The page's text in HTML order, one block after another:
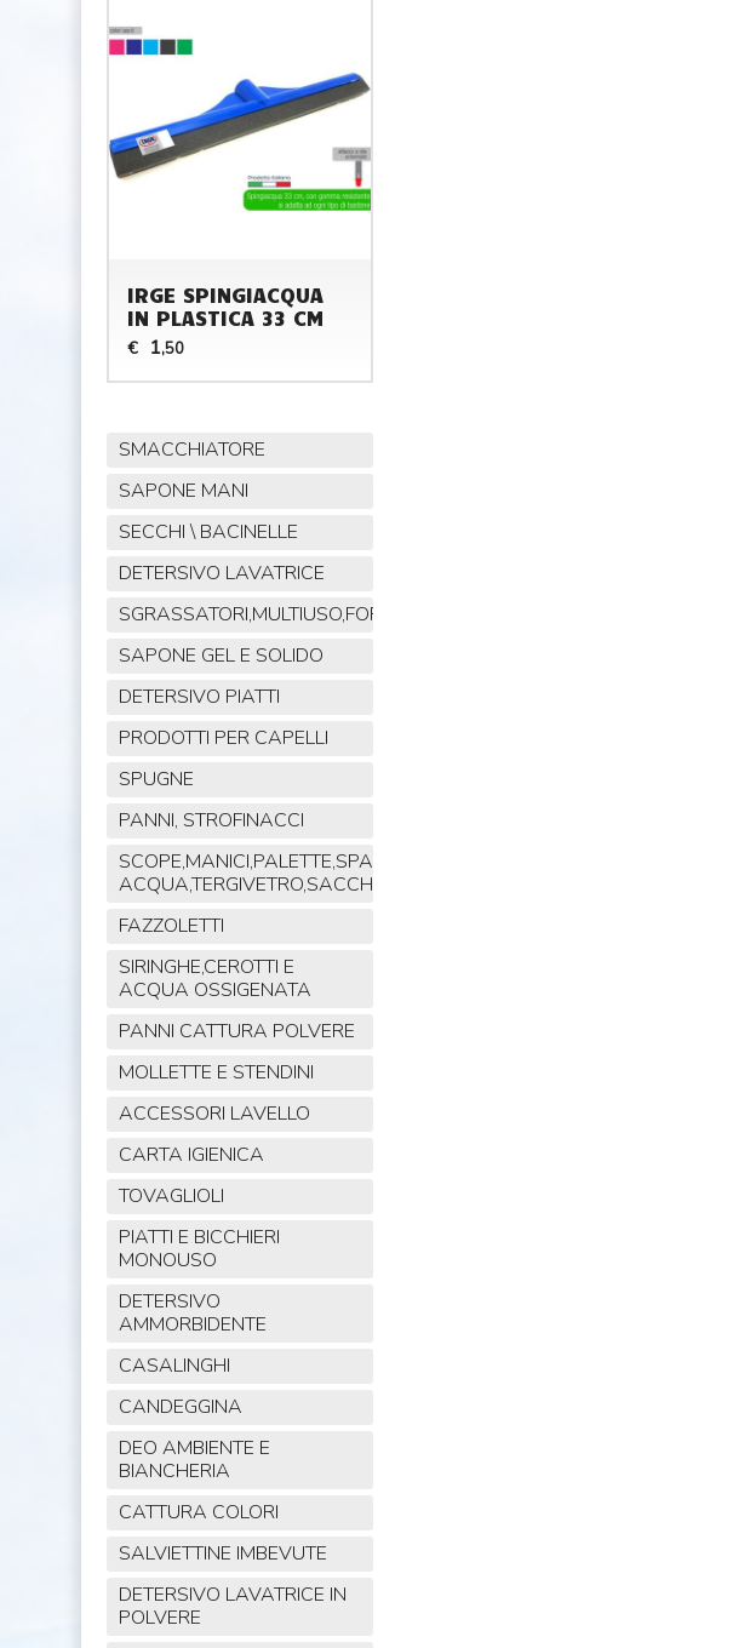
IRGE SPINGIACQUA
IN PLASTICA 33 CM
€ 1,50
SMACCHIATORE
SAPONE MANI
SECCHI \ BACINELLE
DETERSIVO LAVATRICE
SGRASSATORI,MULTIUSO,FORNO,POLVERE,VETRI,AMMONIACA
SAPONE GEL E SOLIDO
DETERSIVO PIATTI
PRODOTTI PER CAPELLI
SPUGNE
PANNI, STROFINACCI
SCOPE,MANICI,PALETTE,SPAZZOLE,TIRA
ACQUA,TERGIVETRO,SACCHI,MOP
FAZZOLETTI
SIRINGHE,CEROTTI E
ACQUA OSSIGENATA
PANNI CATTURA POLVERE
MOLLETTE E STENDINI
ACCESSORI LAVELLO
CARTA IGIENICA
TOVAGLIOLI
PIATTI E BICCHIERI
MONOUSO
DETERSIVO
AMMORBIDENTE
CASALINGHI
CANDEGGINA
DEO AMBIENTE E
BIANCHERIA
CATTURA COLORI
SALVIETTINE IMBEVUTE
DETERSIVO LAVATRICE IN
POLVERE